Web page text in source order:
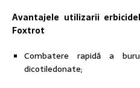
Avantajele utilizarii
Foxtrot
Combatere rapidă a
dicotiledonate;